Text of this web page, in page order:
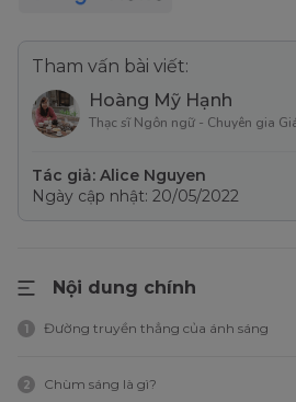
Tham vấn bài viết:
Hoàng Mỹ Hạnh
Thạc sĩ Ngôn ngữ - Chuyên gia
Tác giả: Alice Nguyen
Ngày cập nhật: 20/05/2022
Nội dung chính
1 Đường truyền thẳng của ánh sáng
2 Chùm sáng là gì?